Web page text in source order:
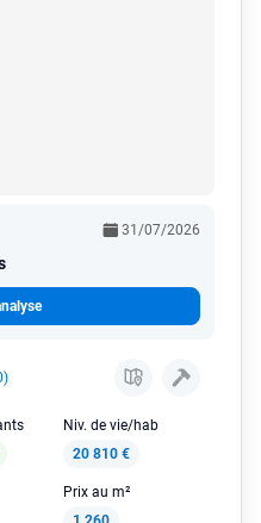
31/07/2026
Niv. de vie/hab
20 810 €
Prix au m²